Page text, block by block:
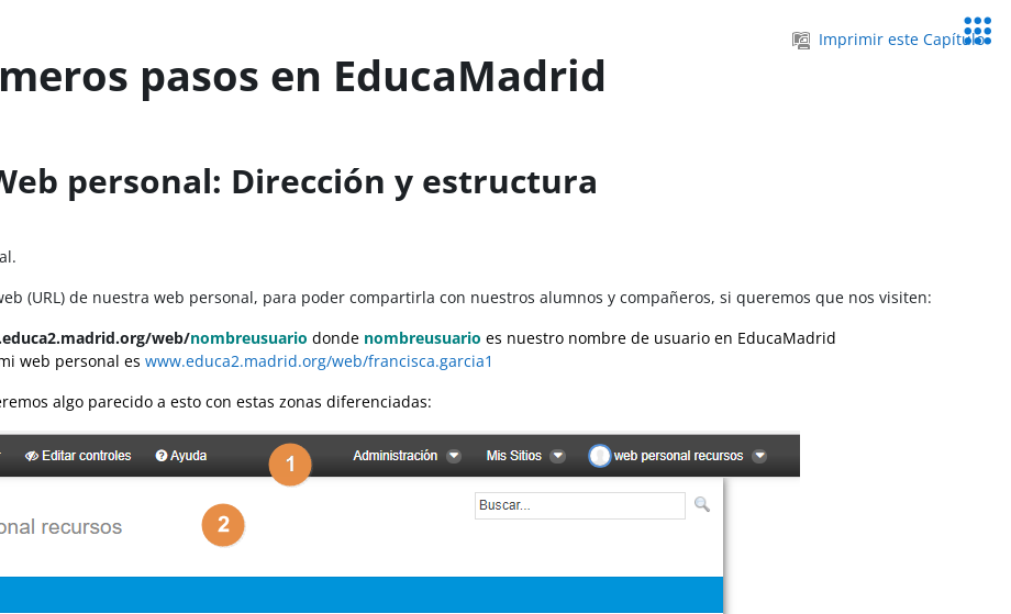
Imprimir este Capítulo
pasos en EducaMadrid
personal: Dirección y estructura
(URL) de nuestra web personal, para poder compartirla con nuestros alumnos y compañeros, si queremos que nos visiten:
web/nombreusuario donde nombreusuario es nuestro nombre de usuario en EducaMadrid
web personal es www.educa2.madrid.org/web/francisca.garcia1
algo parecido a esto con estas zonas diferenciadas: